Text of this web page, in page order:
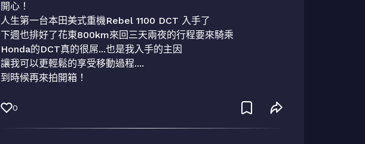
開心！
人生第一台本田美式重機Rebel 1100 DCT 入手了
下週也排好了花東800km來回三天兩夜的行程要來騎乘
Honda的DCT真的很屌...也是我入手的主因
讓我可以更輕鬆的享受移動過程....
到時候再來拍開箱！
0